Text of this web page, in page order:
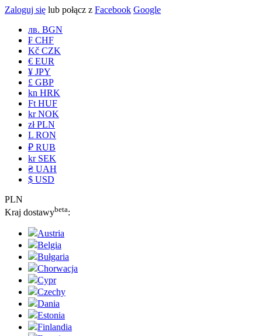
Zaloguj się lub połącz z Facebook Google
лв. BGN
₣ CHF
Kč CZK
€ EUR
¥ JPY
£ GBP
kn HRK
Ft HUF
kr NOK
zł PLN
L RON
₽ RUB
kr SEK
₴ UAH
$ USD
PLN
Kraj dostawybeta:
Austria
Belgia
Bułgaria
Chorwacja
Cypr
Czechy
Dania
Estonia
Finlandia